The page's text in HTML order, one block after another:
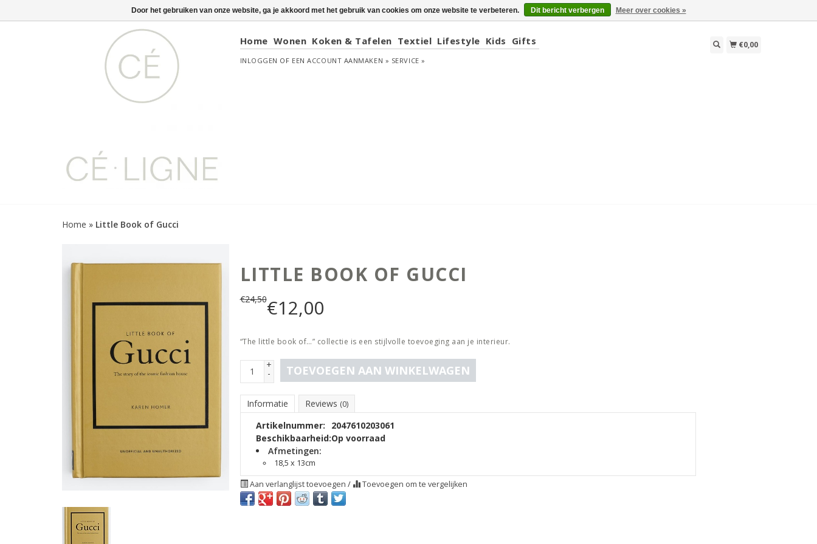
Home Wonen Koken & Tafelen Textiel Lifestyle Kids Gifts
INLOGGEN OF EEN ACCOUNT AANMAKEN » SERVICE »
€0,00
Home » Little Book of Gucci
LITTLE BOOK OF GUCCI
€24,50€12,00
“The little book of…” collectie is een stijlvolle toevoeging aan je interieur.
+
- TOEVOEGEN AAN WINKELWAGEN
Informatie Reviews (0)
Artikelnummer:
2047610203061
Beschikbaarheid:Op voorraad
Afmetingen:
18,5 x 13cm
Aan verlanglijst toevoegen / Toevoegen om te vergelijken
Door het gebruiken van onze website, ga je akkoord met het gebruik van cookies om onze website te verbeteren. Dit bericht verbergen Meer over cookies »